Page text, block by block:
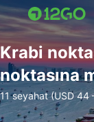
Krabi
noktasına
11 seyahat (USD 44